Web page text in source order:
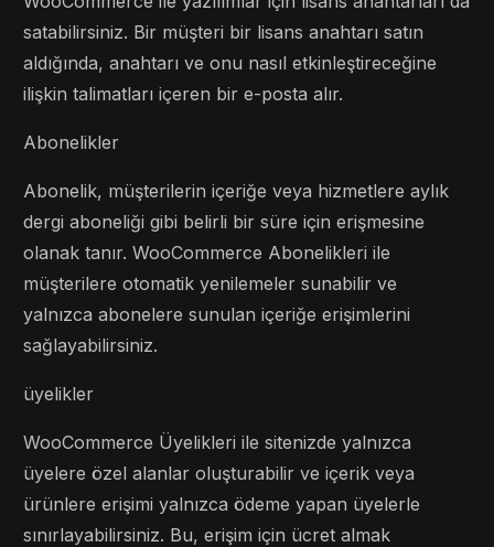
satabilirsiniz. Bir müşteri bir lisans anahtarı satın
aldığında, anahtarı ve onu nasıl etkinleştireceğine
ilişkin talimatları içeren bir e-posta alır.
Abonelikler
Abonelik, müşterilerin içeriğe veya hizmetlere aylık
dergi aboneliği gibi belirli bir süre için erişmesine
olanak tanır. WooCommerce Abonelikleri ile
müşterilere otomatik yenilemeler sunabilir ve
yalnızca abonelere sunulan içeriğe erişimlerini
sağlayabilirsiniz.
üyelikler
WooCommerce Üyelikleri ile sitenizde yalnızca
üyelere özel alanlar oluşturabilir ve içerik veya
ürünlere erişimi yalnızca ödeme yapan üyelerle
sınırlayabilirsiniz. Bu, erişim için ücret almak